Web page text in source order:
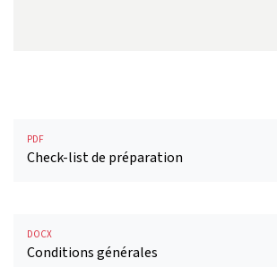
PDF
Check-list de préparation
DOCX
Conditions générales